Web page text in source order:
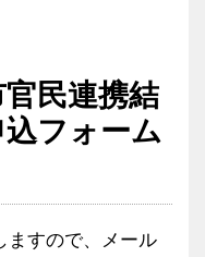
民連携結
フォーム
ますので、メール